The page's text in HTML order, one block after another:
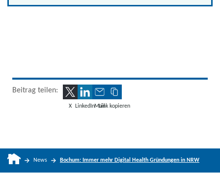
Beitrag teilen:
X LinkedInMailLink kopieren
News Bochum: Immer mehr Digital Health Gründungen in NRW